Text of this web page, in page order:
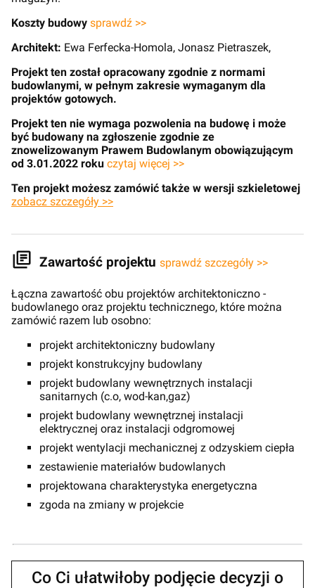
Koszty budowy sprawdź >>
Architekt: Ewa Ferfecka-Homola, Jonasz Pietraszek,
Projekt ten został opracowany zgodnie z normami
budowlanymi, w pełnym zakresie wymaganym dla
projektów gotowych.
Projekt ten nie wymaga pozwolenia na budowę i może
być budowany na zgłoszenie zgodnie ze
znowelizowanym Prawem Budowlanym obowiązującym
od 3.01.2022 roku czytaj więcej >>
Ten projekt możesz zamówić także w wersji szkieletowej
zobacz szczegóły >>
Zawartość projektu sprawdź szczegóły >>
Łączna zawartość obu projektów architektoniczno -
budowlanego oraz projektu technicznego, które można
zamówić razem lub osobno:
projekt architektoniczny budowlany
projekt konstrukcyjny budowlany
projekt budowlany wewnętrznych instalacji
sanitarnych (c.o, wod-kan,gaz)
projekt budowlany wewnętrznej instalacji
elektrycznej oraz instalacji odgromowej
projekt wentylacji mechanicznej z odzyskiem ciepła
zestawienie materiałów budowlanych
projektowana charakterystyka energetyczna
zgoda na zmiany w projekcie
Co Ci ułatwiłoby podjęcie decyzji o